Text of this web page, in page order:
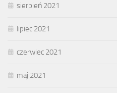
sierpień 2021
lipiec 2021
czerwiec 2021
maj 2021